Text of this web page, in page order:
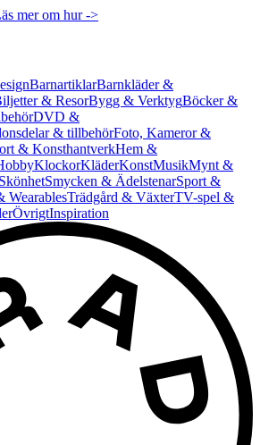
mer om hur ->
BarnartiklarBarnkläder &
& ResorBygg & VerktygBöcker &
DVD &
& tillbehörFoto, Kameror &
& KonsthantverkHem &
KlockorKläderKonstMusikMynt &
Smycken & ÄdelstenarSport &
WearablesTrädgård & VäxterTV-spel &
ÖvrigtInspiration